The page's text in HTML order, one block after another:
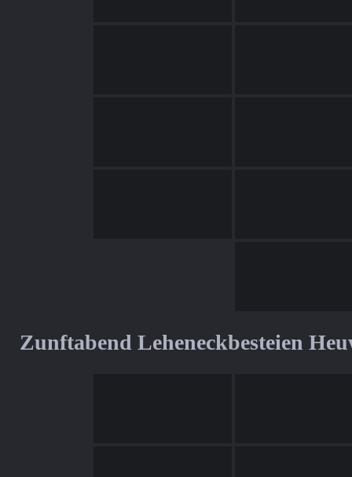
Zunftabend Leheneckbesteien